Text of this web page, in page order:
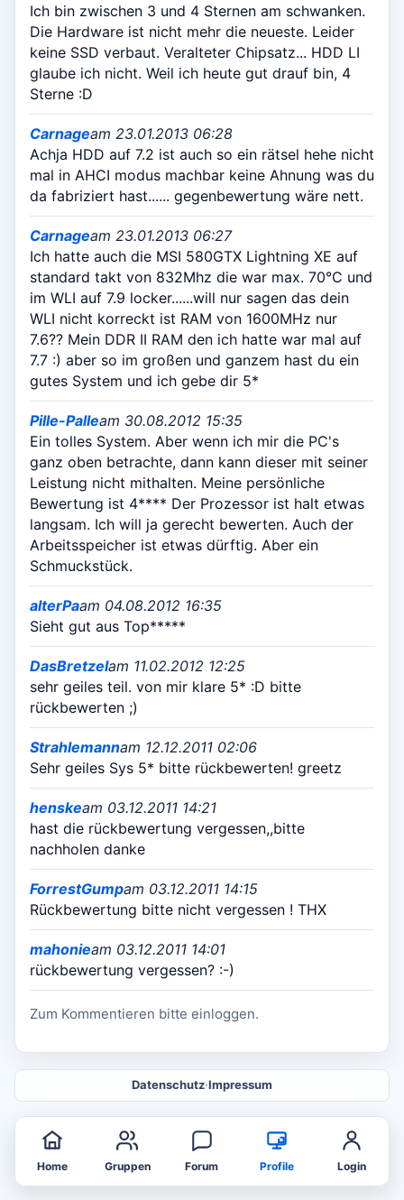
Ich bin zwischen 3 und 4 Sternen am schwanken.
Die Hardware ist nicht mehr die neueste. Leider
keine SSD verbaut. Veralteter Chipsatz... HDD LI
glaube ich nicht. Weil ich heute gut drauf bin, 4
Sterne :D
Carnageam 23.01.2013 06:28
Achja HDD auf 7.2 ist auch so ein rätsel hehe nicht
mal in AHCI modus machbar keine Ahnung was du
da fabriziert hast...... gegenbewertung wäre nett.
Carnageam 23.01.2013 06:27
Ich hatte auch die MSI 580GTX Lightning XE auf
standard takt von 832Mhz die war max. 70°C und
im WLI auf 7.9 locker......will nur sagen das dein
WLI nicht korreckt ist RAM von 1600MHz nur
7.6?? Mein DDR II RAM den ich hatte war mal auf
7.7 :) aber so im großen und ganzem hast du ein
gutes System und ich gebe dir 5*
Pille-Palleam 30.08.2012 15:35
Ein tolles System. Aber wenn ich mir die PC's
ganz oben betrachte, dann kann dieser mit seiner
Leistung nicht mithalten. Meine persönliche
Bewertung ist 4**** Der Prozessor ist halt etwas
langsam. Ich will ja gerecht bewerten. Auch der
Arbeitsspeicher ist etwas dürftig. Aber ein
Schmuckstück.
alterPaam 04.08.2012 16:35
Sieht gut aus Top*****
DasBretzelam 11.02.2012 12:25
sehr geiles teil. von mir klare 5* :D bitte
rückbewerten ;)
Strahlemannam 12.12.2011 02:06
Sehr geiles Sys 5* bitte rückbewerten! greetz
henskeam 03.12.2011 14:21
hast die rückbewertung vergessen,,bitte
nachholen danke
ForrestGumpam 03.12.2011 14:15
Rückbewertung bitte nicht vergessen ! THX
mahonieam 03.12.2011 14:01
rückbewertung vergessen? :-)
Zum Kommentieren bitte einloggen.
Datenschutz·Impressum
Home Gruppen Forum Profile Login